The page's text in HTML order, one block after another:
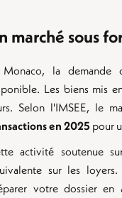
marché sous
la demande
Les biens mis
Selon l'IMSEE, le
en 2025 pour
activité soutenue
sur les
votre dossier